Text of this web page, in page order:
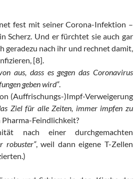
fest mit seiner Corona-Infektion –
Scherz. Und er fürchtet sie auch gar
geradezu nach ihr und rechnet damit,
[8].
aus, dass es gegen das Coronavirus
geben wird“.
(Auffrischungs-)Impf-Verweigerung
Ziel für alle Zeiten, immer impfen zu
Pharma-Feindlichkeit?
nach einer durchgemachten
robuster“, weil dann eigene T-Zellen